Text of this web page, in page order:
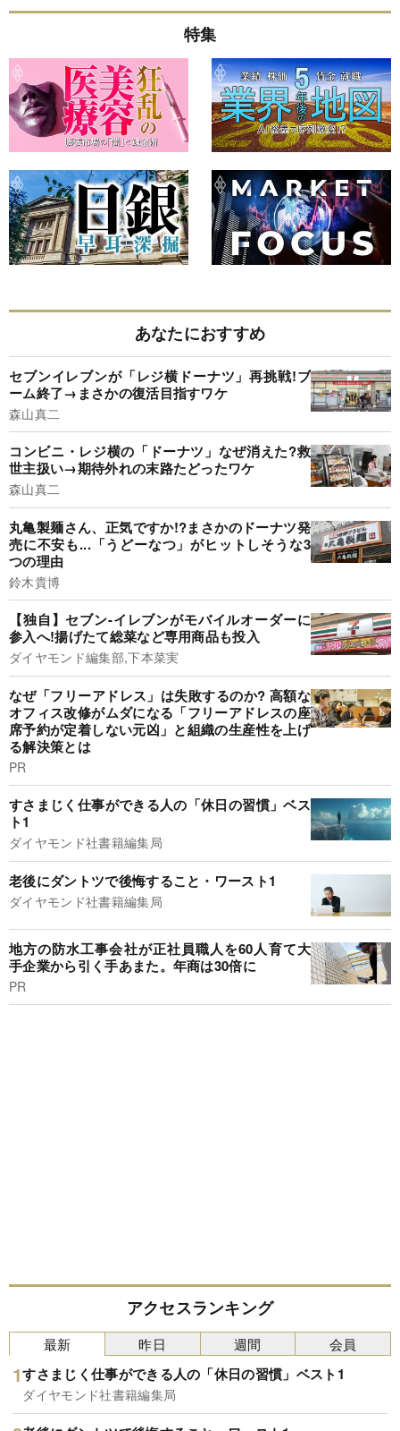
特集
あなたにおすすめ
セブンイレブンが「レジ横ドーナツ」再挑戦!ブ
ーム終了→まさかの復活目指すワケ
森山真二
コンビニ・レジ横の「ドーナツ」なぜ消えた?救
世主扱い→期待外れの末路たどったワケ
森山真二
丸亀製麺さん、正気ですか!?まさかのドーナツ発
売に不安も...「うどーなつ」がヒットしそうな3
つの理由
鈴木貴博
【独自】セブン-イレブンがモバイルオーダーに
参入へ!揚げたて総菜など専用商品も投入
ダイヤモンド編集部,下本菜実
なぜ「フリーアドレス」は失敗するのか? 高額な
オフィス改修がムダになる「フリーアドレスの座
席予約が定着しない元凶」と組織の生産性を上げ
る解決策とは
PR
すさまじく仕事ができる人の「休日の習慣」ベス
ト1
ダイヤモンド社書籍編集局
老後にダントツで後悔すること・ワースト1
ダイヤモンド社書籍編集局
地方の防水工事会社が正社員職人を60人育て大
手企業から引く手あまた。年商は30倍に
PR
アクセスランキング
最新
すさまじく仕事ができる人の「休日の習慣」ベスト1
ダイヤモンド社書籍編集局
昨日 週間 会員